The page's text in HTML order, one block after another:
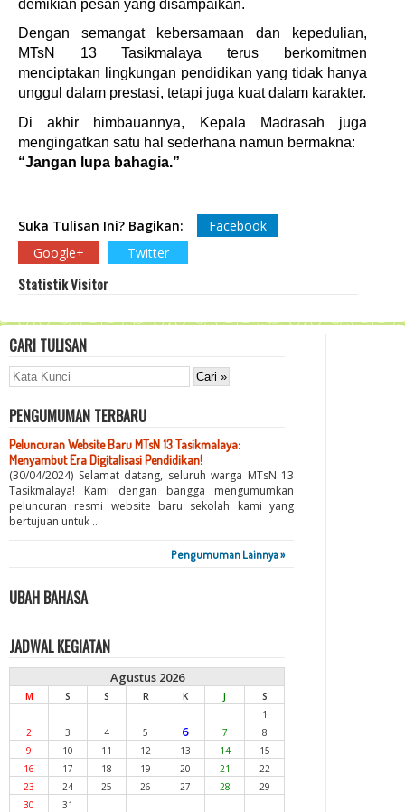
demikian pesan yang disampaikan.
Dengan semangat kebersamaan dan kepedulian,
MTsN 13 Tasikmalaya terus berkomitmen
menciptakan lingkungan pendidikan yang tidak hanya
unggul dalam prestasi, tetapi juga kuat dalam karakter.
Di akhir himbauannya, Kepala Madrasah juga
mengingatkan satu hal sederhana namun bermakna:
“Jangan lupa bahagia.”
Suka Tulisan Ini? Bagikan:
Facebook
Google+
Twitter
Statistik Visitor
CARI TULISAN
PENGUMUMAN TERBARU
Peluncuran Website Baru MTsN 13 Tasikmalaya:
Menyambut Era Digitalisasi Pendidikan!
(30/04/2024) Selamat datang, seluruh warga MTsN 13
Tasikmalaya! Kami dengan bangga mengumumkan
peluncuran resmi website baru sekolah kami yang
bertujuan untuk ...
Pengumuman Lainnya »
UBAH BAHASA
JADWAL KEGIATAN
Agustus 2026
M S S R K J
S
1
2
3 4 5 6 7
8
9
10 11 12 13 14
15
16
17 18 19 20 21
22
23
24 25 26 27 28
29
30
31